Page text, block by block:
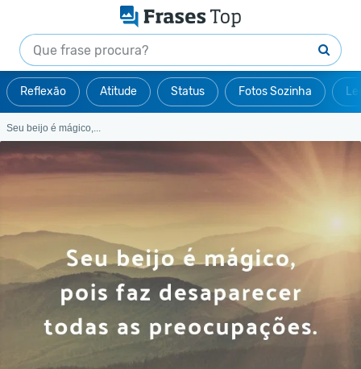
Reflexão Atitude Status Fotos Sozinha
Seu beijo é mágico,...